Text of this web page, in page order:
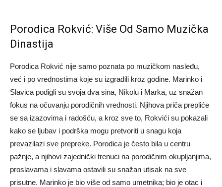
Porodica Rokvić: Više Od Samo Muzička
Dinastija
Porodica Rokvić nije samo poznata po muzičkom nasleđu,
već i po vrednostima koje su izgradili kroz godine. Marinko i
Slavica podigli su svoja dva sina, Nikolu i Marka, uz snažan
fokus na očuvanju porodičnih vrednosti. Njihova priča prepliće
se sa izazovima i radošću, a kroz sve to, Rokvići su pokazali
kako se ljubav i podrška mogu pretvoriti u snagu koja
prevazilazi sve prepreke. Porodica je često bila u centru
pažnje, a njihovi zajednički trenuci na porodičnim okupljanjima,
proslavama i slavama ostavili su snažan utisak na sve
prisutne. Marinko je bio više od samo umetnika; bio je otac i